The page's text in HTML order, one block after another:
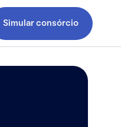
Simular consórcio